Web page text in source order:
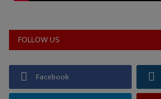
FOLLOW US
Facebook